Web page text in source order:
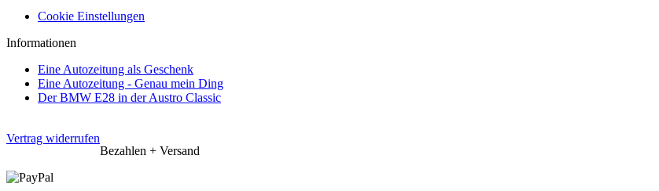
Cookie Einstellungen
Informationen
Eine Autozeitung als Geschenk
Eine Autozeitung - Genau mein Ding
Der BMW E28 in der Austro Classic
Vertrag widerrufen
Bezahlen + Versand